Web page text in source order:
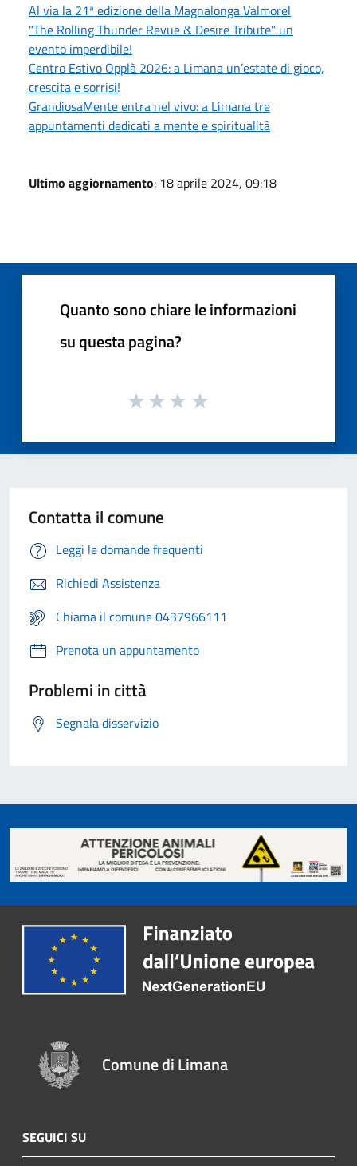
Al via la 21ª edizione della Magnalonga Valmorel
"The Rolling Thunder Revue & Desire Tribute" un
evento imperdibile!
Centro Estivo Opplà 2026: a Limana un’estate di gioco,
crescita e sorrisi!
GrandiosaMente entra nel vivo: a Limana tre
appuntamenti dedicati a mente e spiritualità
Ultimo aggiornamento: 18 aprile 2024, 09:18
Quanto sono chiare le informazioni
su questa pagina?
Contatta il comune
Leggi le domande frequenti
Richiedi Assistenza
Chiama il comune 0437966111
Prenota un appuntamento
Problemi in città
Segnala disservizio
Comune di Limana
SEGUICI SU